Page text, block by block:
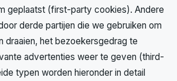
geplaatst (first-party cookies). Andere
derde partijen die we gebruiken om
draaien, het bezoekersgedrag te
advertenties weer te geven (third-
typen worden hieronder in detail